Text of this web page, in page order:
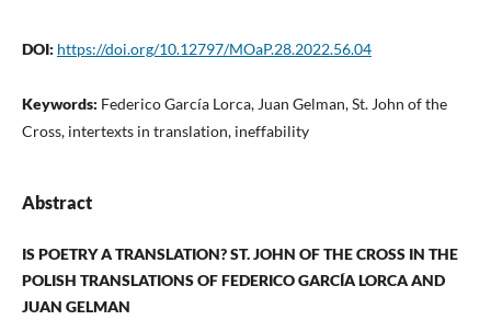
DOI: https://doi.org/10.12797/MOaP.28.2022.56.04
Keywords: Federico García Lorca, Juan Gelman, St. John of the
Cross, intertexts in translation, ineffability
Abstract
IS POETRY A TRANSLATION? ST. JOHN OF THE CROSS IN THE
POLISH TRANSLATIONS OF FEDERICO GARCÍA LORCA AND
JUAN GELMAN